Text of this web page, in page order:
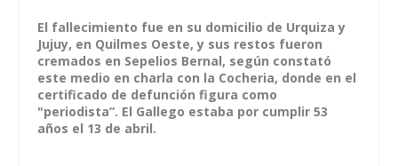
El fallecimiento fue en su domicilio de Urquiza y
Jujuy, en Quilmes Oeste, y sus restos fueron
cremados en Sepelios Bernal, según constató
este medio en charla con la Cocheria, donde en el
certificado de defunción figura como
"periodista”. El Gallego estaba por cumplir 53
años el 13 de abril.